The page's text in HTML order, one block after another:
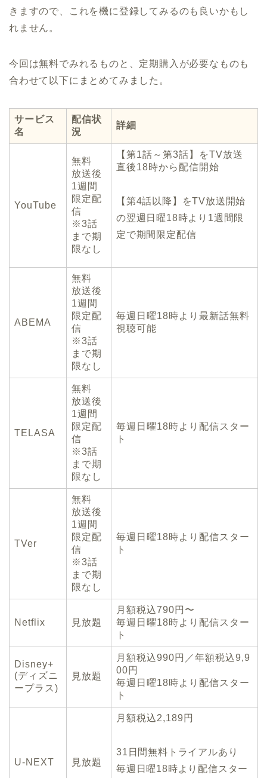
きますので、これを機に登録してみるのも良いかもし
れません。
今回は無料でみれるものと、定期購入が必要なものも
合わせて以下にまとめてみました。
サービス
名
配信状
況
詳細
YouTube
無料
放送後
1週間
限定配
信
※3話
まで期
限なし
【第1話～第3話】をTV放送
直後18時から配信開始
【第4話以降】をTV放送開始
の翌週日曜18時より1週間限
定で期間限定配信
ABEMA
無料
放送後
1週間
限定配
信
※3話
まで期
限なし
毎週日曜18時より最新話無料
視聴可能
TELASA
無料
放送後
1週間
限定配
信
※3話
まで期
限なし
毎週日曜18時より配信スター
ト
TVer
無料
放送後
1週間
限定配
信
※3話
まで期
限なし
毎週日曜18時より配信スター
ト
Netflix 見放題
月額税込790円〜
毎週日曜18時より配信スター
ト
Disney+
(ディズニ
ープラス)
見放題
月額税込990円／年額税込9,9
00円
毎週日曜18時より配信スター
ト
U-NEXT 見放題
月額税込2,189円
31日間無料トライアルあり
毎週日曜18時より配信スター